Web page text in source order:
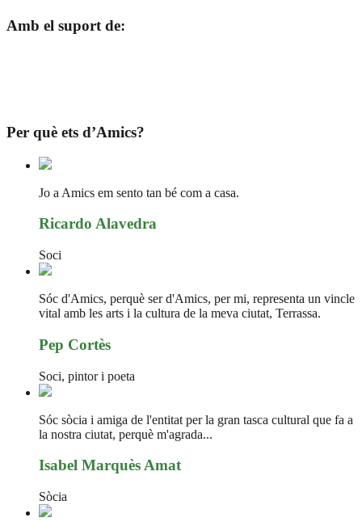
Amb el suport de:
Per què ets d’Amics?
Jo a Amics em sento tan bé com a casa.
Ricardo Alavedra
Soci
Sóc d'Amics, perquè ser d'Amics, per mi, representa un vincle
vital amb les arts i la cultura de la meva ciutat, Terrassa.
Pep Cortès
Soci, pintor i poeta
Sóc sòcia i amiga de l'entitat per la gran tasca cultural que fa a
la nostra ciutat, perquè m'agrada...
Isabel Marquès Amat
Sòcia